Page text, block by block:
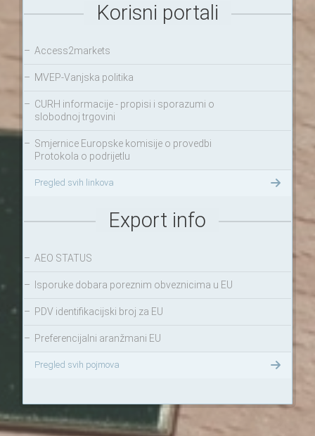
Korisni portali
– Access2markets
– MVEP-Vanjska politika
– CURH informacije - propisi i sporazumi o
slobodnoj trgovini
– Smjernice Europske komisije o provedbi
Protokola o podrijetlu
Pregled svih linkova
Export info
– AEO STATUS
– Isporuke dobara poreznim obveznicima u EU
– PDV identifikacijski broj za EU
– Preferencijalni aranžmani EU
Pregled svih pojmova